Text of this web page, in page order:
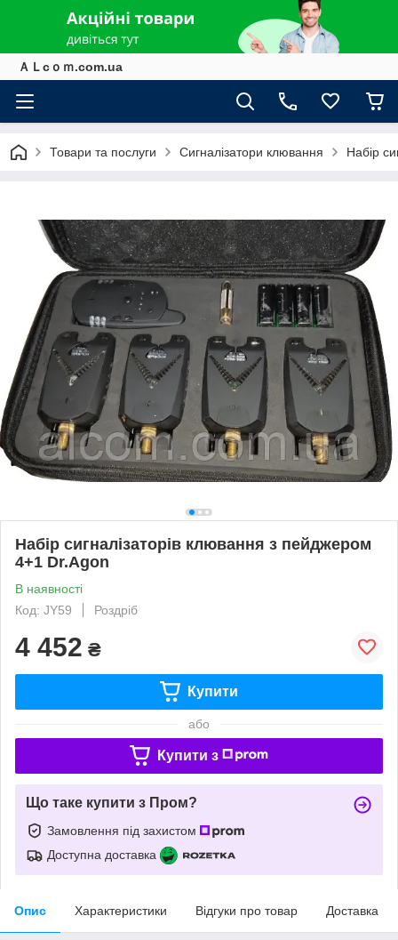
ＡＬcｏｍ.com.ua
Товари та послуги Сигналізатори клювання Набір
Набір сигналізаторів клювання з пейджером
4+1 Dr.Agon
В наявності
Код: JY59
Роздріб
4 452 ₴
Купити
або
Купити з
Що таке купити з Пром?
Замовлення під захистом
Доступна доставка
Опис Характеристики Відгуки про товар Доставка